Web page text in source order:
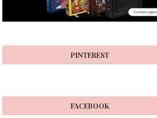
PINTEREST
FACEBOOK